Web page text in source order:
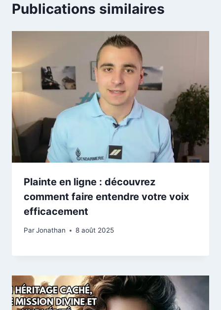
Publications similaires
Plainte en ligne : découvrez
comment faire entendre votre voix
efficacement
ParJonathan 8 août 2025